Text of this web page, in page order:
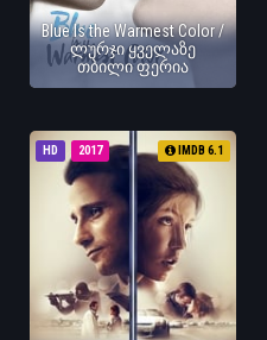
Blue Is the Warmest Color /
ლურჯი ყველაზე
თბილი ფერია
HD 2017 IMDB 6.1